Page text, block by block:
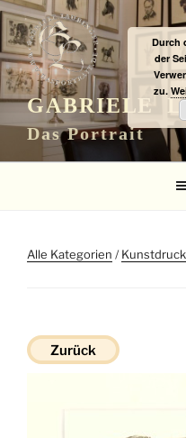
Zum
Inhalt
springen
GABRIELE
Das Portrait
Alle Kategorien /
Zurück
Durch
der
zu.